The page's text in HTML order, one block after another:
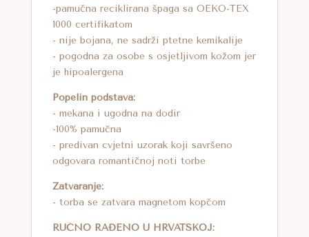
-pamučna reciklirana špaga sa OEKO-TEX
1000 certifikatom
- nije bojana, ne sadrži ptetne kemikalije
- pogodna za osobe s osjetljivom kožom jer
je hipoalergena
Popelin podstava:
- mekana i ugodna na dodir
-100% pamučna
- predivan cvjetni uzorak koji savršeno
odgovara romantičnoj noti torbe
Zatvaranje:
- torba se zatvara magnetom kopčom
RUČNO RAĐENO U HRVATSKOJ: